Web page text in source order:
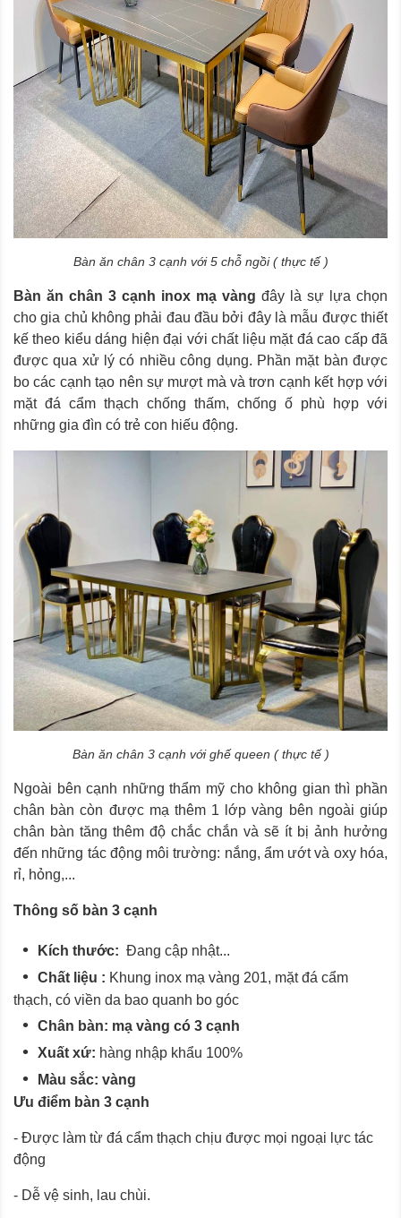
Bàn ăn chân 3 cạnh với 5 chỗ ngồi ( thực tế )
Bàn ăn chân 3 cạnh inox mạ vàng đây là sự lựa chọn
cho gia chủ không phải đau đầu bởi đây là mẫu được thiết
kế theo kiểu dáng hiện đại với chất liệu mặt đá cao cấp đã
được qua xử lý có nhiều công dụng. Phần mặt bàn được
bo các cạnh tạo nên sự mượt mà và trơn cạnh kết hợp với
mặt đá cẩm thạch chống thấm, chống ố phù hợp với
những gia đìn có trẻ con hiếu động.
Bàn ăn chân 3 cạnh với ghế queen ( thực tế )
Ngoài bên cạnh những thẩm mỹ cho không gian thì phần
chân bàn còn được mạ thêm 1 lớp vàng bên ngoài giúp
chân bàn tăng thêm độ chắc chắn và sẽ ít bị ảnh hưởng
đến những tác động môi trường: nắng, ẩm ướt và oxy hóa,
rỉ, hỏng,...
Thông số bàn 3 cạnh
Kích thước: Đang cập nhật...
Chất liệu : Khung inox mạ vàng 201, mặt đá cẩm
thạch, có viền da bao quanh bo góc
Chân bàn: mạ vàng có 3 cạnh
Xuất xứ: hàng nhập khẩu 100%
Màu sắc: vàng
Ưu điểm bàn 3 cạnh
- Được làm từ đá cẩm thạch chịu được mọi ngoại lực tác
động
- Dễ vệ sinh, lau chùi.